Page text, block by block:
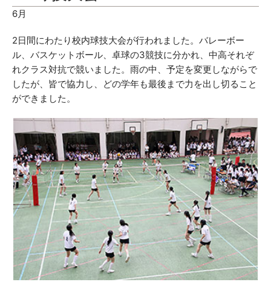
6月
2日間にわたり校内球技大会が行われました。バレーボー
ル、バスケットボール、卓球の3競技に分かれ、中高それぞ
れクラス対抗で競いました。雨の中、予定を変更しながらで
したが、皆で協力し、どの学年も最後まで力を出し切ること
ができました。